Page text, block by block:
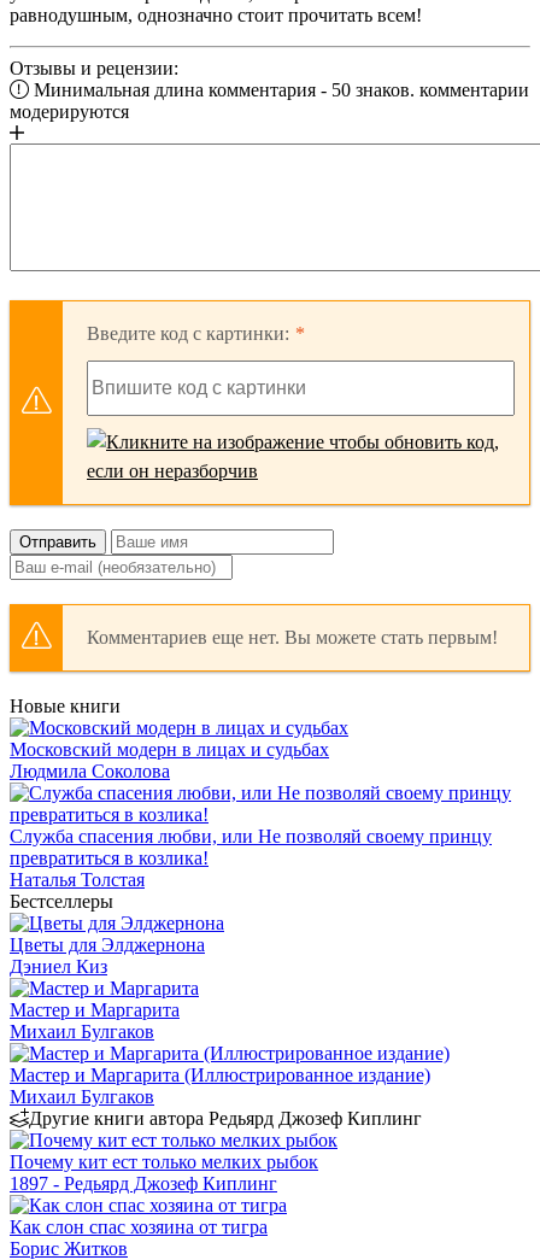
равнодушным, однозначно стоит прочитать всем!
Отзывы и рецензии:
Минимальная длина комментария - 50 знаков. комментарии
модерируются
Введите код с картинки:
Отправить
Комментариев еще нет. Вы можете стать первым!
Новые книги
Московский модерн в лицах и судьбах
Людмила Соколова
Служба спасения любви, или Не позволяй своему принцу
превратиться в козлика!
Наталья Толстая
Бестселлеры
Цветы для Элджернона
Дэниел Киз
Мастер и Маргарита
Михаил Булгаков
Мастер и Маргарита (Иллюстрированное издание)
Михаил Булгаков
Другие книги автора Редьярд Джозеф Киплинг
Почему кит ест только мелких рыбок
1897 - Редьярд Джозеф Киплинг
Как слон спас хозяина от тигра
Борис Житков